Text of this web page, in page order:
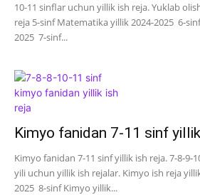
10-11 sinflar uchun yillik ish reja. Yuklab
reja 5-sinf Matematika yillik 2024-2025 6-
2025 7-sinf...
Kimyo fanidan 7-11 sinf
Kimyo fanidan 7-11 sinf yillik ish reja. 7-8-9-
yili uchun yillik ish rejalar. Kimyo ish reja
2025 8-sinf Kimyo yillik...